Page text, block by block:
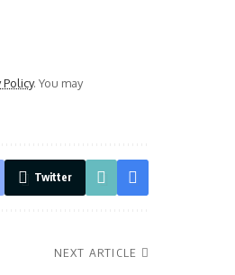
Policy. You may
Twitter
NEXT ARTICLE